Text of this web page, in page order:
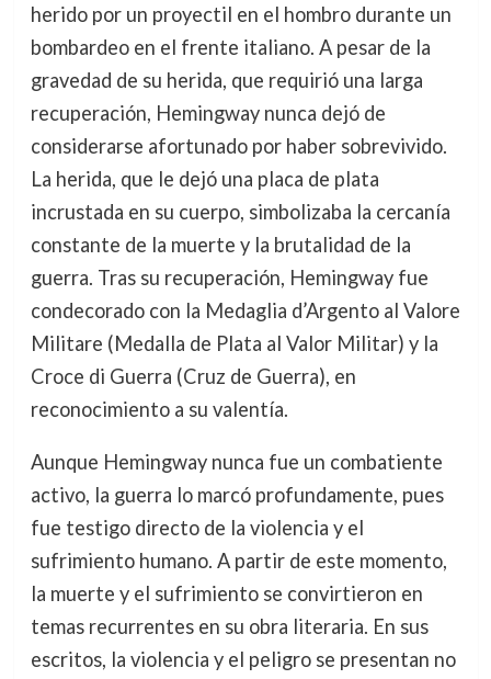
herido por un proyectil en el hombro durante un
bombardeo en el frente italiano. A pesar de la
gravedad de su herida, que requirió una larga
recuperación, Hemingway nunca dejó de
considerarse afortunado por haber sobrevivido.
La herida, que le dejó una placa de plata
incrustada en su cuerpo, simbolizaba la cercanía
constante de la muerte y la brutalidad de la
guerra. Tras su recuperación, Hemingway fue
condecorado con la Medaglia d’Argento al Valore
Militare (Medalla de Plata al Valor Militar) y la
Croce di Guerra (Cruz de Guerra), en
reconocimiento a su valentía.
Aunque Hemingway nunca fue un combatiente
activo, la guerra lo marcó profundamente, pues
fue testigo directo de la violencia y el
sufrimiento humano. A partir de este momento,
la muerte y el sufrimiento se convirtieron en
temas recurrentes en su obra literaria. En sus
escritos, la violencia y el peligro se presentan no